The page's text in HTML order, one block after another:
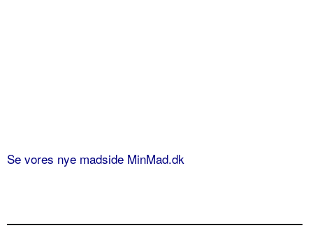
Se vores nye madside MinMad.dk